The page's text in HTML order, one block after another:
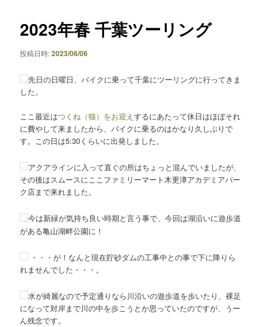
ゲ
ン
2023年春 千葉ツーリング
投稿日時:2023/06/06
先日の日曜日、バイクに乗って千葉にツーリングに行ってきま
した。
ここ最近はつくね（猫）をお迎えするにあたって休日はほぼそれ
に費やして来ましたから、バイクに乗るのはかなり久しぶりで
す。この日は5:30くらいに出発しました。
アクアラインに入って直ぐの所はちょっと混んでいましたが、
その後はスムースにここファミリーマート木更津アカデミアパー
ク店まで来れました。
今は新緑が気持ち良い時期と言う事で、今回は湖沿いに遊歩道
がある亀山湖畔公園に！
・・・が！なんと現在貯砂ダムの工事中との事で下に降りら
れませんでした・・・。
水が綺麗なので予定通りなら川沿いの遊歩道を歩いたり、裸足
になって対岸まで川の中を歩こうとか思っていたのですが、うー
ん残念です。